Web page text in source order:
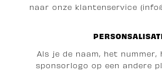
naar onze klantenservice
Als je de naam, het
sponsorlogo op een andere